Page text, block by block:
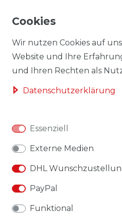
Cookies
Wir nutzen Cookies auf
Website und Ihre
und Ihren Rechten als
Daten­schutz­erklärung
Essenziell
Externe Medien
DHL
PayPal
Funktional